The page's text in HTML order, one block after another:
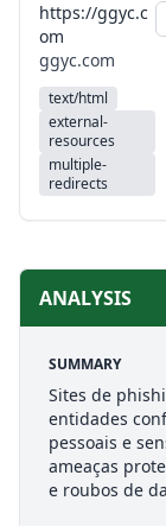
https://ggyc.c
om
ggyc.com
text/html
external-
resources
multiple-
redirects
ANALYSIS
SUMMARY
Sites de
entidades
pessoais e
ameaças
e roubos de